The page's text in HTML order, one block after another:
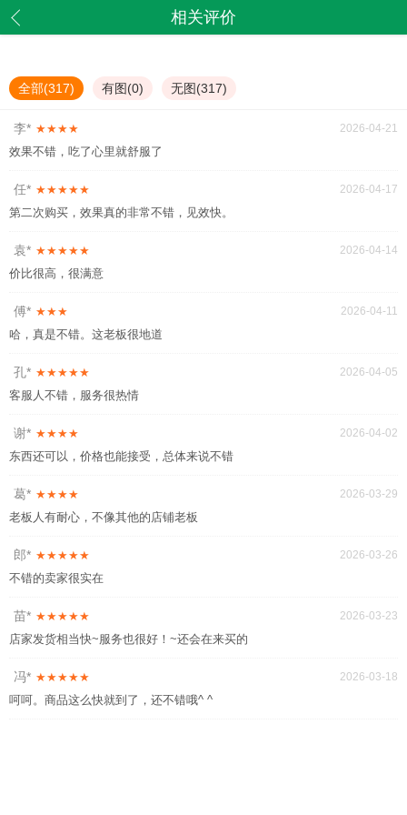
相关评价
全部(317) 有图(0) 无图(317)
李* ★★★★ 2026-04-21
效果不错，吃了心里就舒服了
任* ★★★★★ 2026-04-17
第二次购买，效果真的非常不错，见效快。
袁* ★★★★★ 2026-04-14
价比很高，很满意
傅* ★★★ 2026-04-11
哈，真是不错。这老板很地道
孔* ★★★★★ 2026-04-05
客服人不错，服务很热情
谢* ★★★★ 2026-04-02
东西还可以，价格也能接受，总体来说不错
葛* ★★★★ 2026-03-29
老板人有耐心，不像其他的店铺老板
郎* ★★★★★ 2026-03-26
不错的卖家很实在
苗* ★★★★★ 2026-03-23
店家发货相当快~服务也很好！~还会在来买的
冯* ★★★★★ 2026-03-18
呵呵。商品这么快就到了，还不错哦^ ^